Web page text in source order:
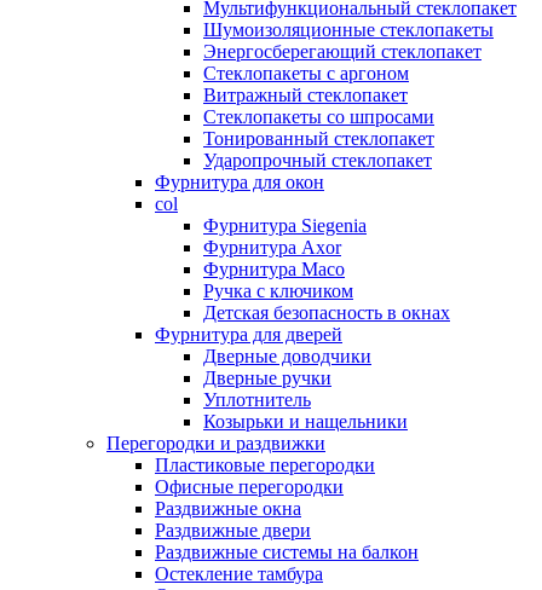
Мультифункциональный стеклопакет
Шумоизоляционные стеклопакеты
Энергосберегающий стеклопакет
Стеклопакеты с аргоном
Витражный стеклопакет
Стеклопакеты со шпросами
Тонированный стеклопакет
Ударопрочный стеклопакет
Фурнитура для окон
col
Фурнитура Siegenia
Фурнитура Axor
Фурнитура Maco
Ручка с ключиком
Детская безопасность в окнах
Фурнитура для дверей
Дверные доводчики
Дверные ручки
Уплотнитель
Козырьки и нащельники
Перегородки и раздвижки
Пластиковые перегородки
Офисные перегородки
Раздвижные окна
Раздвижные двери
Раздвижные системы на балкон
Остекление тамбура